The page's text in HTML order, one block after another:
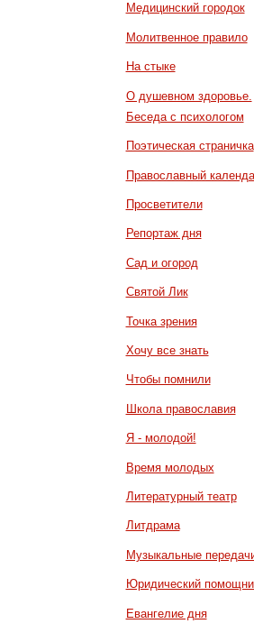
Медицинский городок
Молитвенное правило
На стыке
О душевном здоровье.
Беседа с психологом
Поэтическая страничка
Православный
Просветители
Репортаж дня
Сад и огород
Святой Лик
Точка зрения
Хочу все знать
Чтобы помнили
Школа православия
Я - молодой!
Время молодых
Литературный театр
Литдрама
Музыкальные
Юридический
Евангелие дня